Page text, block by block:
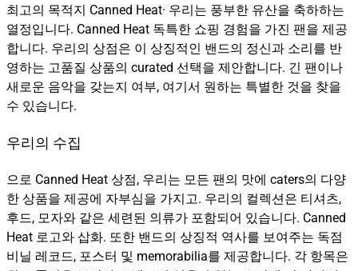
최고의 목적지 Canned Heat· 우리는 풍부한 유산을 축하하는
열정입니다. Canned Heat 독특한 쇼핑 경험을 가진 팬을 제공
합니다. 우리의 상점은 이 상징적인 밴드의 정신과 소리를 반
영하는 고품질 상품의 curated 선택을 제안합니다. 긴 팬이나
새로운 음악을 갖는지 여부, 여기서 원하는 특별한 것을 찾을
수 있습니다.
우리의 수집
으로 Canned Heat 상점, 우리는 모든 팬의 맛에 caters의 다양
한 상품을 제공에 자부심을 가지고. 우리의 컬렉션은 티셔츠,
후드, 모자와 같은 세련된 의류가 포함되어 있습니다. Canned
Heat 로고와 삽화. 또한 밴드의 상징적 역사를 보여주는 독점
비닐 레코드, 포스터 및 memorabilia를 제공합니다. 각 항목은